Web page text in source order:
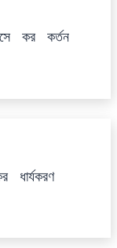
কর কর্তন